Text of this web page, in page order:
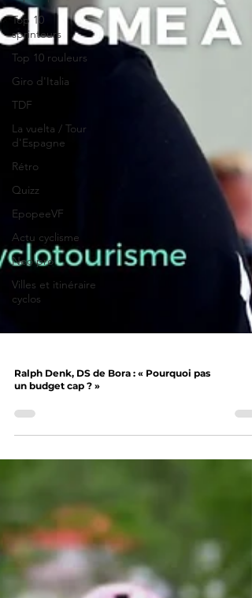
Top 10
sprinteurs
Top 10 rouleurs
Giro d'Italia
TDF
La vuelta / Tour
d'Espagne
Rétro
Quizz
EpopeeVF
Actu cyclisme
Neo pro
Villes et itinéraire
cyclos
un budget cap ? »